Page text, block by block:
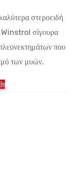
στεροειδή
Winstrol σίγουρα
που
των μυών.